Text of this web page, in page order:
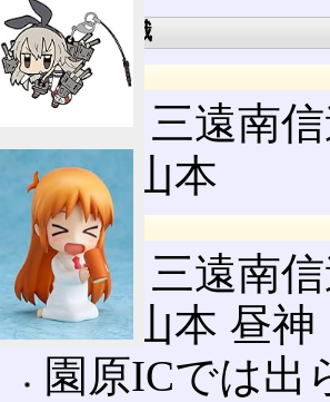
出口案内標識
上り
R153 三遠南
飯田山本
下り
R153 三遠南
飯田山本 昼神
園原ICでは出